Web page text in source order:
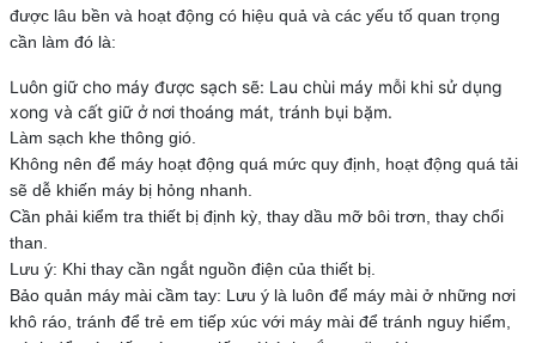
được lâu bền và hoạt động có hiệu quả và các yếu tố quan trọng
cần làm đó là:
Luôn giữ cho máy được sạch sẽ: Lau chùi máy mỗi khi sử dụng
xong và cất giữ ở nơi thoáng mát, tránh bụi bặm.
Làm sạch khe thông gió.
Không nên để máy hoạt động quá mức quy định, hoạt động quá tải
sẽ dễ khiến máy bị hỏng nhanh.
Cần phải kiểm tra thiết bị định kỳ, thay dầu mỡ bôi trơn, thay chổi
than.
Lưu ý: Khi thay cần ngắt nguồn điện của thiết bị.
Bảo quản máy mài cầm tay: Lưu ý là luôn để máy mài ở những nơi
khô ráo, tránh để trẻ em tiếp xúc với máy mài để tránh nguy hiểm,